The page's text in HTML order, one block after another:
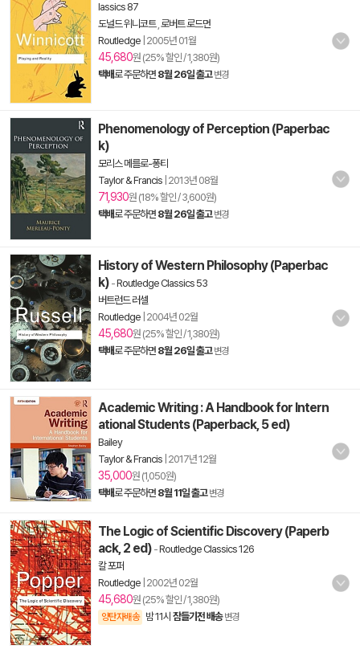
lassics 87
도널드 위니코트, 로버트 로드먼
Routledge 2005년 01월
45,680원 (25% 할인 / 1,380원)
택배로 주문하면 8월 26일 출고 변경
Phenomenology of Perception (Paperbac
k)
모리스 메를로-퐁티
Taylor & Francis 2013년 08월
71,930원 (18% 할인 / 3,600원)
택배로 주문하면 8월 26일 출고 변경
History of Western Philosophy (Paperbac
k) -Routledge Classics 53
버트런드 러셀
Routledge 2004년 02월
45,680원 (25% 할인 / 1,380원)
택배로 주문하면 8월 26일 출고 변경
Academic Writing : A Handbook for Intern
ational Students (Paperback, 5 ed)
Bailey
Taylor & Francis 2017년 12월
35,000원 (1,050원)
택배로 주문하면 8월 11일 출고 변경
The Logic of Scientific Discovery (Paperb
ack, 2 ed) -Routledge Classics 126
칼 포퍼
Routledge 2002년 02월
45,680원 (25% 할인 / 1,380원)
양탄자배송 밤 11시 잠들기전 배송 변경